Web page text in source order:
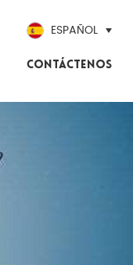
ESPAÑOL
CONTÁCTENOS